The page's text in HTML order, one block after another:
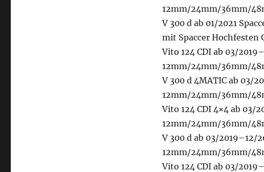
12mm/24mm/36mm/
V 300 d ab 01/2021
mit Spaccer Hochfesten
Vito 124 CDI ab 03/
12mm/24mm/36mm/
V 300 d 4MATIC ab 03/
12mm/24mm/36mm/
Vito 124 CDI 4×4 ab 03/
12mm/24mm/36mm/
V 300 d ab 03/2019–12/
12mm/24mm/36mm/
Vito 124 CDI ab 03/